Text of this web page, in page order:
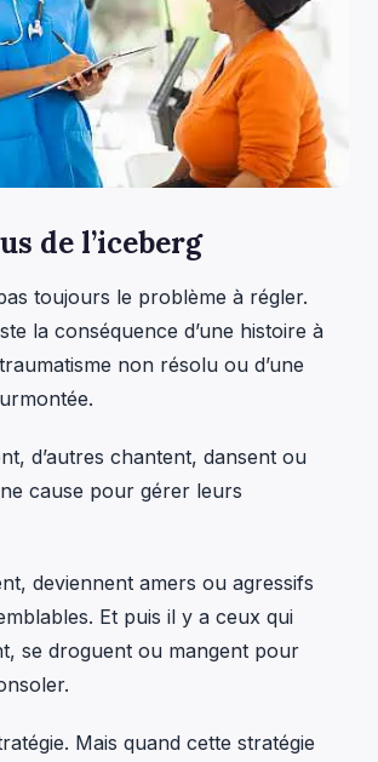
de l’iceberg
toujours le problème à régler.
la conséquence d’une histoire à
non résolu ou d’une
d’autres chantent, dansent ou
cause pour gérer leurs
deviennent amers ou agressifs
Et puis il y a ceux qui
se droguent ou mangent pour
Mais quand cette stratégie